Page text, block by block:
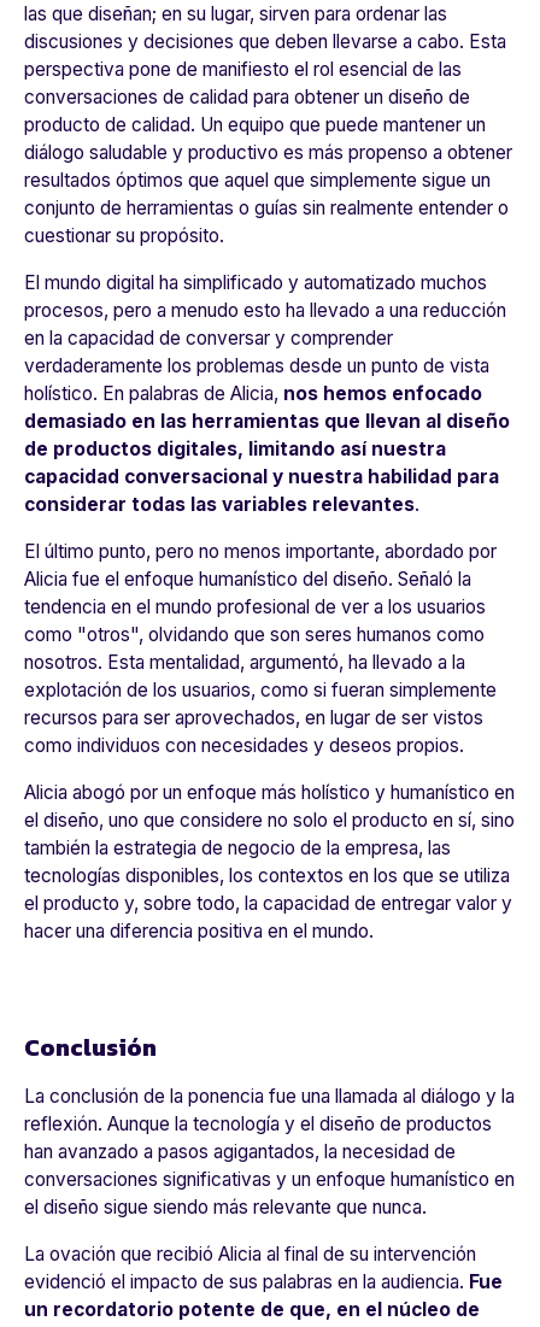
las que diseñan; en su lugar, sirven para ordenar las
discusiones y decisiones que deben llevarse a cabo. Esta
perspectiva pone de manifiesto el rol esencial de las
conversaciones de calidad para obtener un diseño de
producto de calidad. Un equipo que puede mantener un
diálogo saludable y productivo es más propenso a obtener
resultados óptimos que aquel que simplemente sigue un
conjunto de herramientas o guías sin realmente entender o
cuestionar su propósito.
El mundo digital ha simplificado y automatizado muchos
procesos, pero a menudo esto ha llevado a una reducción
en la capacidad de conversar y comprender
verdaderamente los problemas desde un punto de vista
holístico. En palabras de Alicia, nos hemos enfocado
demasiado en las herramientas que llevan al diseño
de productos digitales, limitando así nuestra
capacidad conversacional y nuestra habilidad para
considerar todas las variables relevantes.
El último punto, pero no menos importante, abordado por
Alicia fue el enfoque humanístico del diseño. Señaló la
tendencia en el mundo profesional de ver a los usuarios
como "otros", olvidando que son seres humanos como
nosotros. Esta mentalidad, argumentó, ha llevado a la
explotación de los usuarios, como si fueran simplemente
recursos para ser aprovechados, en lugar de ser vistos
como individuos con necesidades y deseos propios.
Alicia abogó por un enfoque más holístico y humanístico en
el diseño, uno que considere no solo el producto en sí, sino
también la estrategia de negocio de la empresa, las
tecnologías disponibles, los contextos en los que se utiliza
el producto y, sobre todo, la capacidad de entregar valor y
hacer una diferencia positiva en el mundo.
Conclusión
La conclusión de la ponencia fue una llamada al diálogo y la
reflexión. Aunque la tecnología y el diseño de productos
han avanzado a pasos agigantados, la necesidad de
conversaciones significativas y un enfoque humanístico en
el diseño sigue siendo más relevante que nunca.
La ovación que recibió Alicia al final de su intervención
evidenció el impacto de sus palabras en la audiencia. Fue
un recordatorio potente de que, en el núcleo de